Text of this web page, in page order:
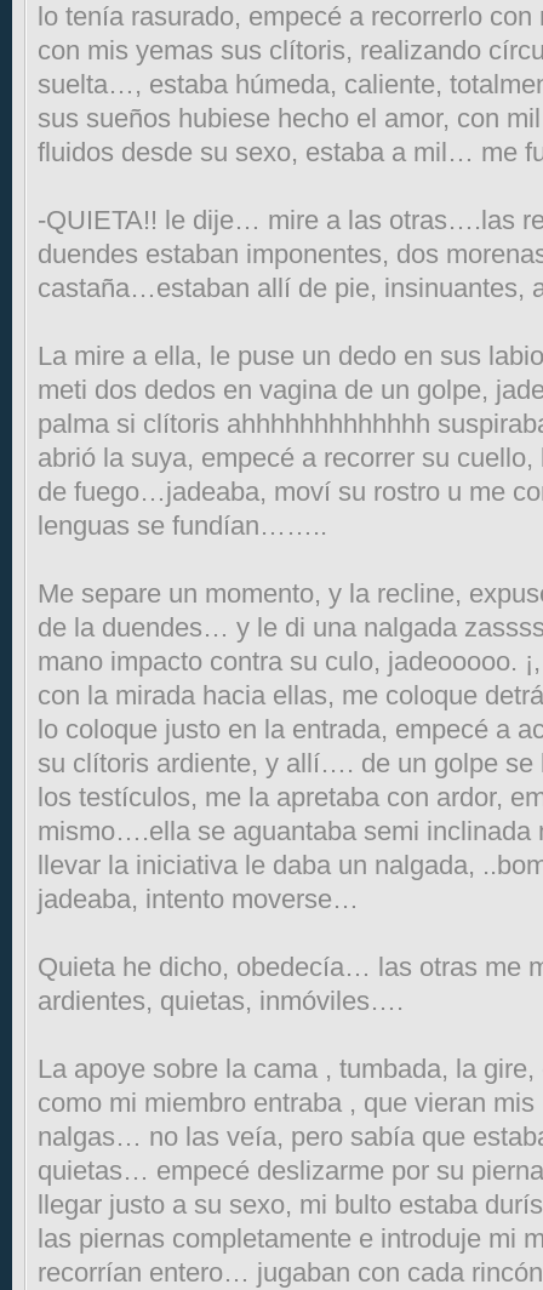
lo tenía rasurado, empecé a recorrerlo
con mis yemas sus clítoris, realizando
suelta…, estaba húmeda, caliente,
sus sueños hubiese hecho el amor, con
fluidos desde su sexo, estaba a mil… me
-QUIETA!! le dije… mire a las otras….las
duendes estaban imponentes, dos
castaña…estaban allí de pie, insinuantes,
La mire a ella, le puse un dedo en sus
meti dos dedos en vagina de un golpe,
palma si clítoris ahhhhhhhhhhhhh
abrió la suya, empecé a recorrer su
de fuego…jadeaba, moví su rostro u me
lenguas se fundían……..
Me separe un momento, y la recline,
de la duendes… y le di una nalgada
mano impacto contra su culo, jadeooooo.
con la mirada hacia ellas, me coloque
lo coloque justo en la entrada, empecé a
su clítoris ardiente, y allí…. de un golpe se
los testículos, me la apretaba con ardor,
mismo….ella se aguantaba semi inclinada
llevar la iniciativa le daba un nalgada,
jadeaba, intento moverse…
Quieta he dicho, obedecía… las otras me
ardientes, quietas, inmóviles….
La apoye sobre la cama , tumbada, la
como mi miembro entraba , que vieran
nalgas… no las veía, pero sabía que
quietas… empecé deslizarme por su
llegar justo a su sexo, mi bulto estaba
las piernas completamente e introduje mi
recorrían entero… jugaban con cada